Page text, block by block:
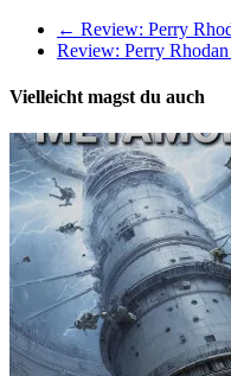
← Review: Perry
Review: Perry
Vielleicht magst du auch